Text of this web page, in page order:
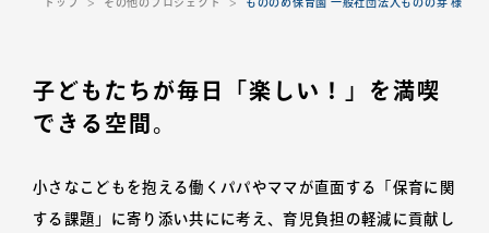
トップ その他のプロジェクト もののめ保育園 一般社団法人ものの芽 様
子どもたちが毎日「楽しい！」を満喫
できる空間。
小さなこどもを抱える働くパパやママが直面する「保育に関
する課題」に寄り添い共にに考え、育児負担の軽減に貢献し